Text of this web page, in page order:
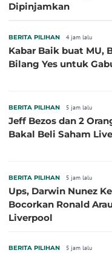
Dipinjamkan
BERITA PILIHAN 4 jam lalu
Kabar Baik buat MU,
Bilang Yes untuk
BERITA PILIHAN 5 jam lalu
Jeff Bezos dan 2
Bakal Beli Saham
BERITA PILIHAN 5 jam lalu
Ups, Darwin Nunez
Bocorkan Ronald
Liverpool
BERITA PILIHAN 5 jam lalu